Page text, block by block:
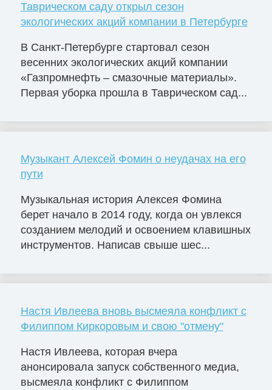
Таврическом саду открыл сезон
экологических акций компании в Петербурге
В Санкт-Петербурге стартовал сезон
весенних экологических акций компании
«Газпромнефть – смазочные материалы».
Первая уборка прошла в Таврическом сад...
Музыкант Алексей Фомин о неудачах на его
пути
Музыкальная история Алексея Фомина
берет начало в 2014 году, когда он увлекся
созданием мелодий и освоением клавишных
инструментов. Написав свыше шес...
Настя Ивлеева вновь высмеяла конфликт с
Филиппом Киркоровым и свою "отмену"
Настя Ивлеева, которая вчера
анонсировала запуск собственного медиа,
высмеяла конфликт с Филиппом